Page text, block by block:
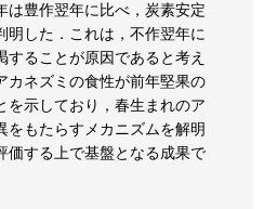
は豊作翌年に比べ，炭素安定
明した．これは，不作翌年に
ることが原因であると考え
カネズミの食性が前年堅果の
を示しており，春生まれのア
をもたらすメカニズムを解明
価する上で基盤となる成果で